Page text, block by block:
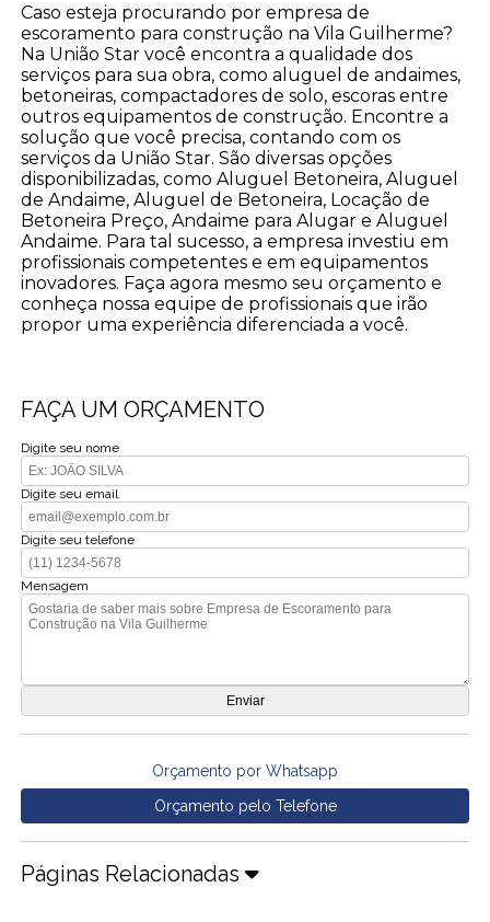
Caso esteja procurando por empresa de
escoramento para construção na Vila Guilherme?
Na União Star você encontra a qualidade dos
serviços para sua obra, como aluguel de andaimes,
betoneiras, compactadores de solo, escoras entre
outros equipamentos de construção. Encontre a
solução que você precisa, contando com os
serviços da União Star. São diversas opções
disponibilizadas, como Aluguel Betoneira, Aluguel
de Andaime, Aluguel de Betoneira, Locação de
Betoneira Preço, Andaime para Alugar e Aluguel
Andaime. Para tal sucesso, a empresa investiu em
profissionais competentes e em equipamentos
inovadores. Faça agora mesmo seu orçamento e
conheça nossa equipe de profissionais que irão
propor uma experiência diferenciada a você.
FAÇA UM ORÇAMENTO
Digite seu nome
Digite seu email
Digite seu telefone
Mensagem
Orçamento por Whatsapp
Orçamento pelo Telefone
Páginas Relacionadas